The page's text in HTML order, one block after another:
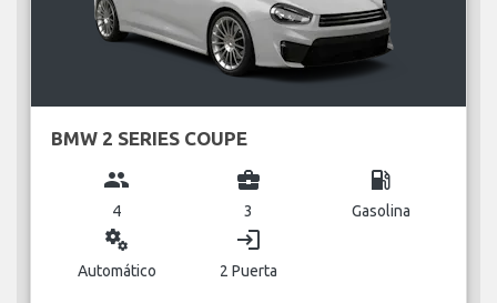
BMW 2 SERIES COUPE
group
4
business_center
3
local_gas_station
Gasolina
miscellaneous_services
Automático
login
2 Puerta